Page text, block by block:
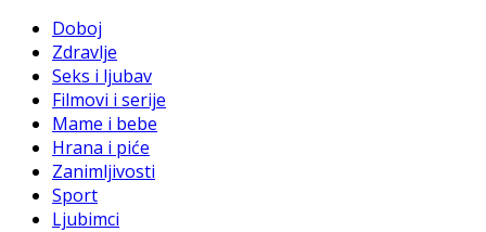
Doboj
Zdravlje
Seks i ljubav
Filmovi i serije
Mame i bebe
Hrana i piće
Zanimljivosti
Sport
Ljubimci